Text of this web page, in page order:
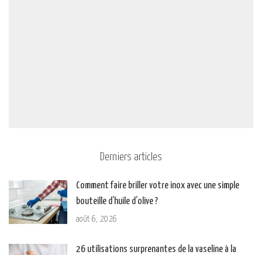
Derniers articles
Comment faire briller votre inox avec une simple
bouteille d’huile d’olive ?
août 6, 2026
26 utilisations surprenantes de la vaseline à la